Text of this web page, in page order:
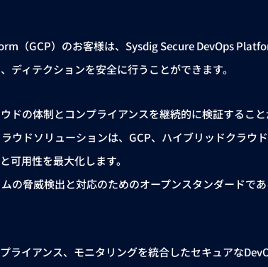
（GCP）のお客様は、Sysdig Secure DevOps
ディテクションを安全に行うことができます。
ドの体制とコンプライアンスを継続的に検証すること
ウドソリューションは、GCP、ハイブリッドクラ
可用性を最大化します。
の脅威検出と対応のためのオープンスタンダードで
ライアンス、モニタリングを統合したセキュアな